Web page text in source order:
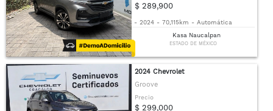
$ 289,900
- 2024 - 70,115km - Automática
Kasa Naucalpan
ESTADO DE MÉXICO
2024 Chevrolet
Groove
Precio
$ 299,000